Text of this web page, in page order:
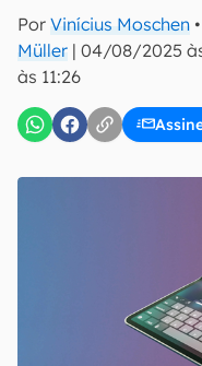
Por Vinícius Moschen
Müller | 04/08/2025
às 11:26
Uso e Política de